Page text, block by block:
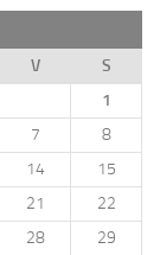
V
S
1
7
8
14
15
21
22
28
29